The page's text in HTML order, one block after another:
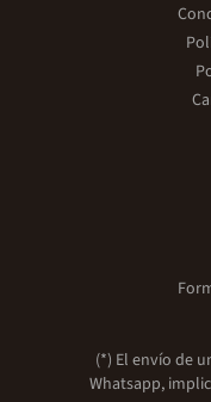
(*) El envío de
Whatsapp,